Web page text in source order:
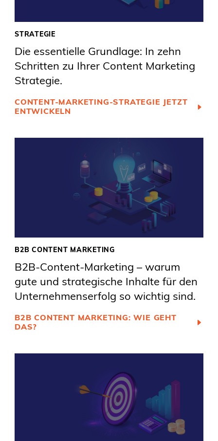
STRATEGIE
Die essentielle Grundlage: In zehn
Schritten zu Ihrer Content Marketing
Strategie.
CONTENT-MARKETING-STRATEGIE JETZT
ENTWICKELN
B2B CONTENT MARKETING
B2B-Content-Marketing – warum
gute und strategische Inhalte für den
Unternehmenserfolg so wichtig sind.
B2B CONTENT MARKETING: WIE GEHT
DAS?